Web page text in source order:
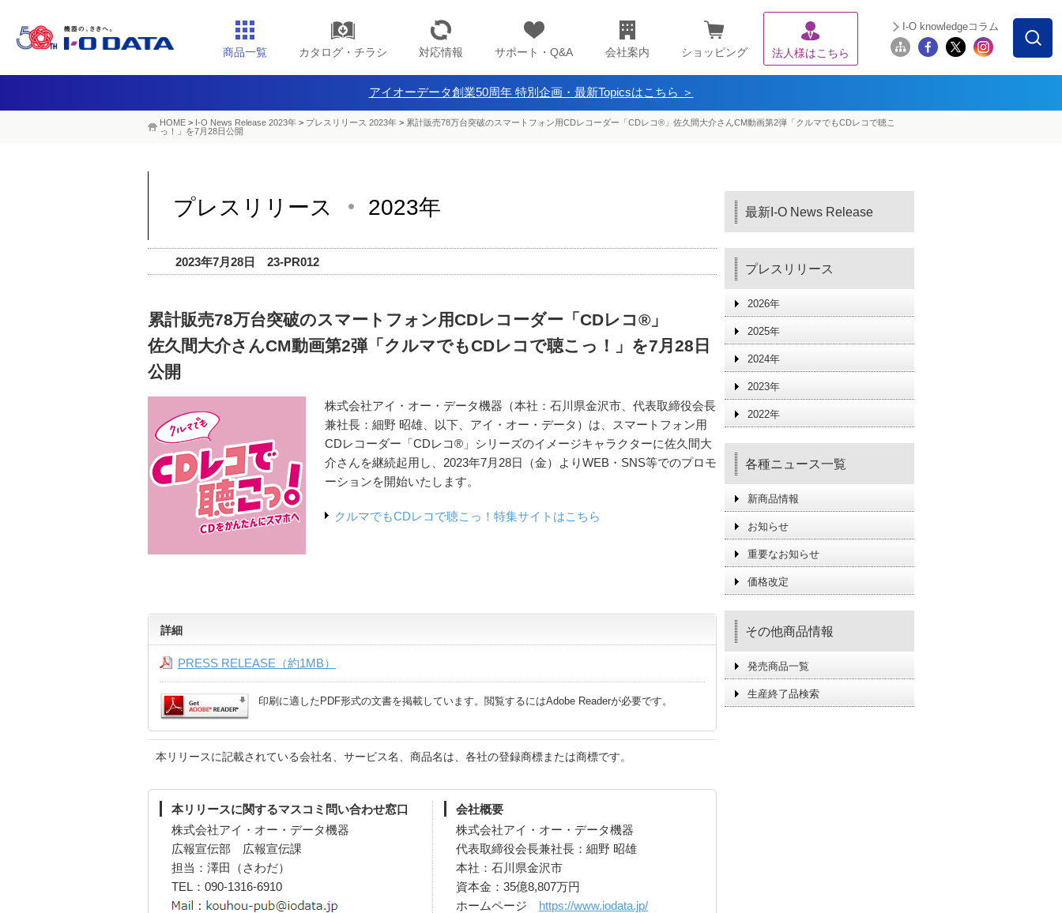
商品一覧 カタログ・チラシ 対応情報 サポート・Q&A 会社案内 ショッピング 法人様はこちら
I-O knowledgeコラム
アイオーデータ創業50周年 特別企画・最新Topicsはこちら ＞
HOME > I-O News Release 2023年 > プレスリリース 2023年 > 累計販売78万台突破のスマートフォン用CDレコーダー「CDレコ®」佐久間大介さんCM動画第2弾「クルマでもCDレコで聴こ
っ！」を7月28日公開
プレスリリース 2023年
2023年7月28日 23-PR012
累計販売78万台突破のスマートフォン用CDレコーダー「CDレコ®」
佐久間大介さんCM動画第2弾「クルマでもCDレコで聴こっ！」を7月28日
公開
株式会社アイ・オー・データ機器（本社：石川県金沢市、代表取締役会長
兼社長：細野 昭雄、以下、アイ・オー・データ）は、スマートフォン用
CDレコーダー「CDレコ®」シリーズのイメージキャラクターに佐久間大
介さんを継続起用し、2023年7月28日（金）よりWEB・SNS等でのプロモ
ーションを開始いたします。
クルマでもCDレコで聴こっ！特集サイトはこちら
詳細
PRESS RELEASE（約1MB）
印刷に適したPDF形式の文書を掲載しています。閲覧するにはAdobe Readerが必要です。
本リリースに記載されている会社名、サービス名、商品名は、各社の登録商標または商標です。
本リリースに関するマスコミ問い合わせ窓口
株式会社アイ・オー・データ機器
広報宣伝部 広報宣伝課
担当：澤田（さわだ）
TEL：090-1316-6910
会社概要
株式会社アイ・オー・データ機器
代表取締役会長兼社長：細野 昭雄
本社：石川県金沢市
資本金：35億8,807万円
ホームページ https://www.iodata.jp/
最新I-O News Release
プレスリリース
2026年
2025年
2024年
2023年
2022年
各種ニュース一覧
新商品情報
お知らせ
重要なお知らせ
価格改定
その他商品情報
発売商品一覧
生産終了品検索